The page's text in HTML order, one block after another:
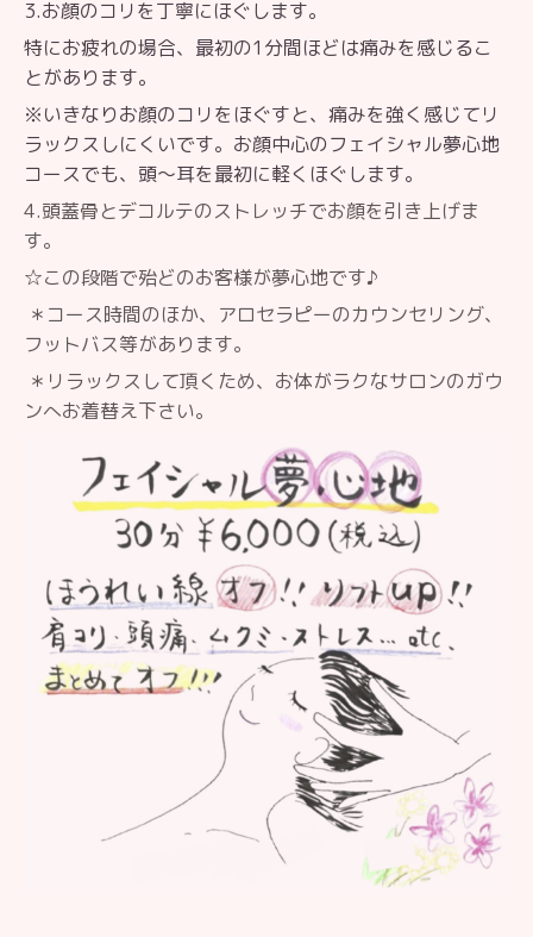
3.お顔のコリを丁寧にほぐします。
特にお疲れの場合、最初の1分間ほどは痛みを感じるこ
とがあります。
※いきなりお顔のコリをほぐすと、 痛みを強く感じてリ
ラックスしにくいです。お顔中心のフェイシャル夢心地
コースでも、頭〜耳を最初に軽くほぐします。
4.頭蓋骨とデコルテのストレッチでお顔を引き上げま
す。
☆この段階で殆どのお客様が夢心地です♪
＊コース時間のほか、アロセラピーのカウンセリング、
フットバス等があります。
＊リラックスして頂くため、お体がラクなサロンのガウ
ンへお着替え下さい。